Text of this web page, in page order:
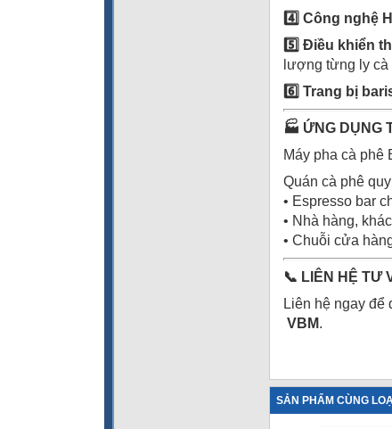
4️ Công nghệ
5️ Điều khiển
lượng từng ly cà
6️ Trang bị
🏭 ỨNG DỤNG
Máy pha cà phê
Quán cà phê
• Espresso bar
• Nhà hàng,
• Chuỗi cửa
📞 LIÊN HỆ TƯ
Liên hệ ngay để
VBM.
SẢN PHẨM CÙNG